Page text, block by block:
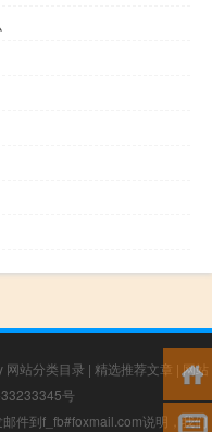
网站分类目录 | 精选推荐文章 | 网站
号
件到f_fb#foxmail.com说明，我们